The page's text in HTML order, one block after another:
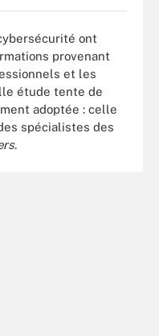
ont
provenant
et les
étude tente de
adoptée : celle
spécialistes des
.